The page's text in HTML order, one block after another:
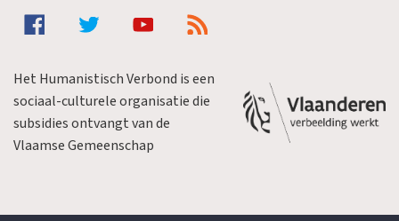
Het Humanistisch Verbond is een
sociaal-culturele organisatie die
subsidies ontvangt van de
Vlaamse Gemeenschap